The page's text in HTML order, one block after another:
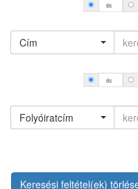
és
Cím
és
Folyóiratcím
Keresési feltétel(ek)